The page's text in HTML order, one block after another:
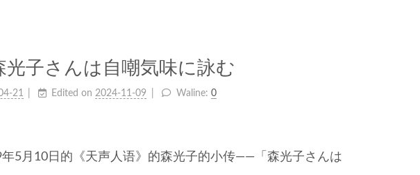
光子さんは自嘲気味に詠む
21 Edited on 2024-11-09 Waline: 0
5月10日的《天声人语》的森光子的小传——「森光子さんは